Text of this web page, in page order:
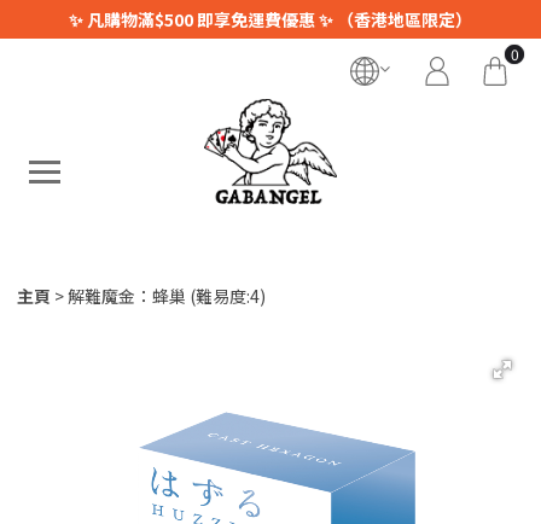
✨ 凡購物滿$500 即享免運費優惠 ✨ （香港地區限定）
0
主頁 解難魔金：蜂巢 (難易度:4)